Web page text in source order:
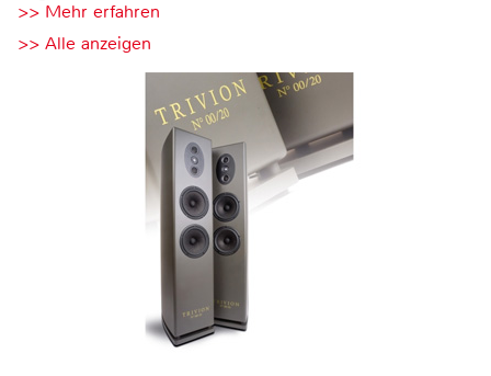
>> Mehr erfahren
>> Alle anzeigen